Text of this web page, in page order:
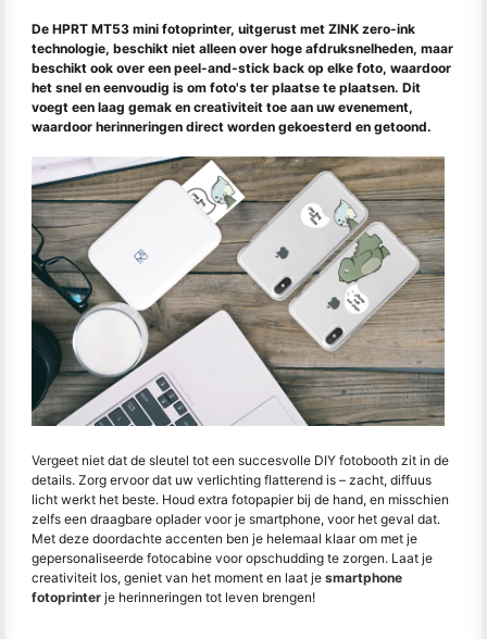
De HPRT MT53 mini fotoprinter, uitgerust met ZINK zero-ink
technologie, beschikt niet alleen over hoge afdruksnelheden, maar
beschikt ook over een peel-and-stick back op elke foto, waardoor
het snel en eenvoudig is om foto's ter plaatse te plaatsen. Dit
voegt een laag gemak en creativiteit toe aan uw evenement,
waardoor herinneringen direct worden gekoesterd en getoond.
Vergeet niet dat de sleutel tot een succesvolle DIY fotobooth zit in de
details. Zorg ervoor dat uw verlichting flatterend is – zacht, diffuus
licht werkt het beste. Houd extra fotopapier bij de hand, en misschien
zelfs een draagbare oplader voor je smartphone, voor het geval dat.
Met deze doordachte accenten ben je helemaal klaar om met je
gepersonaliseerde fotocabine voor opschudding te zorgen. Laat je
creativiteit los, geniet van het moment en laat je smartphone
fotoprinter je herinneringen tot leven brengen!